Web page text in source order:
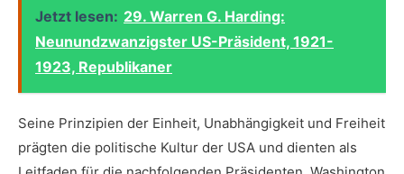
Jetzt lesen: 29. Warren G. Harding:
Neunundzwanzigster US-Präsident, 1921-
1923, Republikaner
Seine ‌Prinzipien der Einheit,​ Unabhängigkeit und Freiheit
prägten die politische ⁣Kultur der USA und​ dienten ⁢als